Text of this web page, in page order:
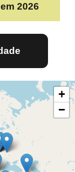
2026
+
−